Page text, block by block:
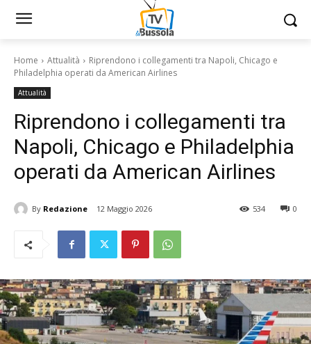
Home Attualità
Riprendono i collegamenti tra Napoli, Chicago e
Philadelphia operati da American Airlines
Attualità
Riprendono i collegamenti tra
Napoli, Chicago e Philadelphia
operati da American Airlines
By Redazione 12 Maggio 2026 0
534